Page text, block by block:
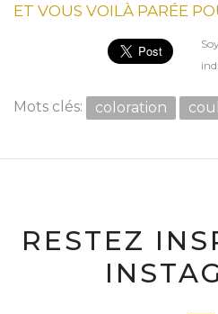
ET VOUS VOILÀ PARÉE
Mots clés: coloration
RESTEZ